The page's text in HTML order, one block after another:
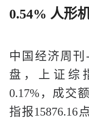
0.54% 人形
中国经济周
盘，上证综
0.17%，成交
指报15876.16